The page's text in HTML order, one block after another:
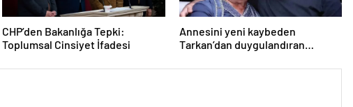
CHP’den Bakanlığa Tepki:
Toplumsal Cinsiyet İfadesi
Annesini yeni kaybeden
Tarkan’dan duygulandıran
ilk kez anlattı